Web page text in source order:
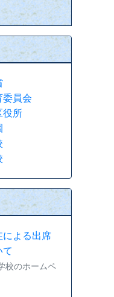
委員会
役所
による出席
て
校のホームペ